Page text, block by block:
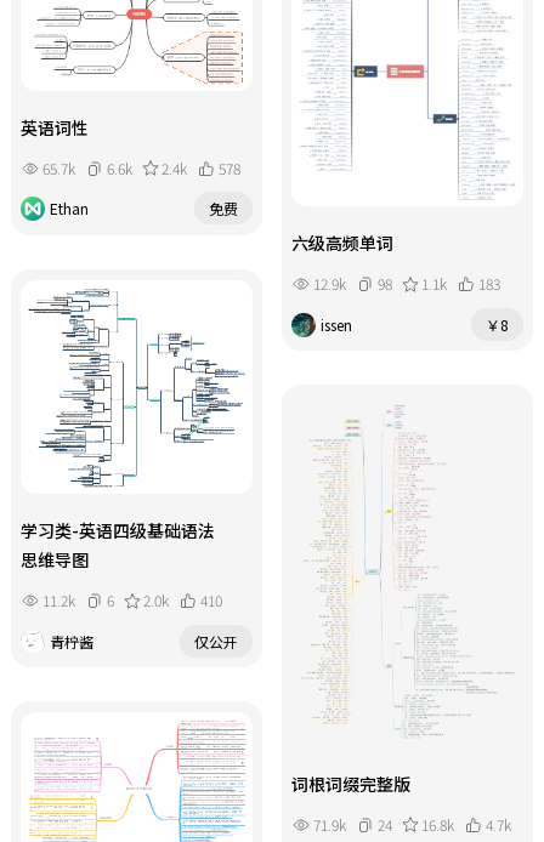
英语词性
65.7k 6.6k 2.4k
578
Ethan
免费
六级高频单词
12.9k 98 1.1k
183
issen
￥8
学习类-英语四级基础语法
思维导图
11.2k 6 2.0k
410
青柠酱
仅公开
词根词缀完整版
71.9k 24 16.8k
4.7k